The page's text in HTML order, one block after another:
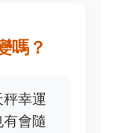
嗎？
秤幸運
有會隨